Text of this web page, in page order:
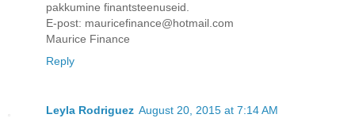
pakkumine finantsteenuseid.
E-post: mauricefinance@hotmail.com
Maurice Finance
Reply
Leyla Rodriguez August 20, 2015 at 7:14 AM